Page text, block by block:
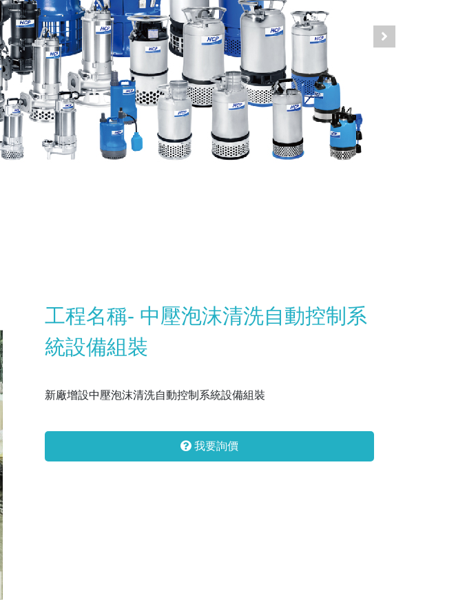
工程名稱- 中壓泡沫清洗自動控制系
統設備組裝
新廠增設中壓泡沫清洗自動控制系統設備組裝
我要詢價